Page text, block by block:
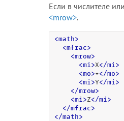
Если в числителе
<mrow>.
<math>
<mfrac>
<mrow>
<mi >X</mi >
<mo>+</mo>
<mi >Y</mi >
</mrow>
<mi >Z</mi >
</mfrac>
</math>